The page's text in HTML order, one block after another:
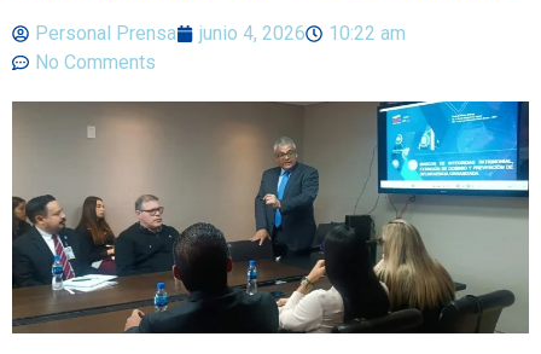
Personal Prensa junio 4, 2026
10:22 am
No Comments